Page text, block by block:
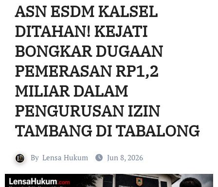
ASN ESDM KALSEL
DITAHAN! KEJATI
BONGKAR DUGAAN
PEMERASAN RP1,2
MILIAR DALAM
PENGURUSAN IZIN
TAMBANG DI TABALONG
By Lensa Hukum Jun 8, 2026